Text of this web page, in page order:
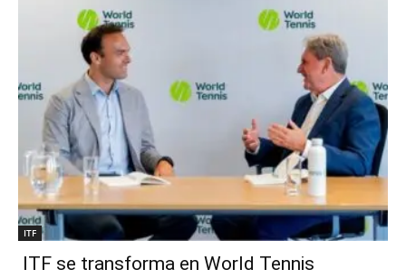
ITF
ITF se transforma en World Tennis